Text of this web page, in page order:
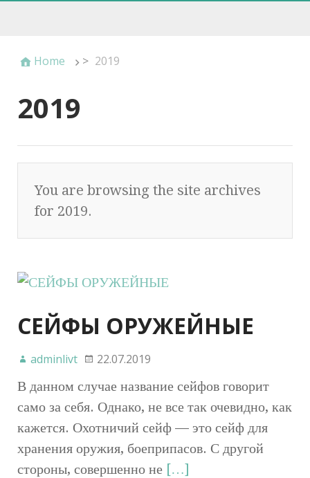
Home > 2019
2019
You are browsing the site archives
for 2019.
СЕЙФЫ ОРУЖЕЙНЫЕ
adminlivt 22.07.2019
В данном случае название сейфов говорит
само за себя. Однако, не все так очевидно, как
кажется. Охотничий сейф — это сейф для
хранения оружия, боеприпасов. С другой
стороны, совершенно не […]